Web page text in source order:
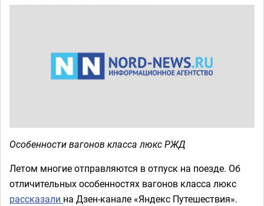
Особенности вагонов класса люкс РЖД
Летом многие отправляются в отпуск на поезде. Об
отличительных особенностях вагонов класса люкс
рассказали на Дзен-канале «Яндекс Путешествия».